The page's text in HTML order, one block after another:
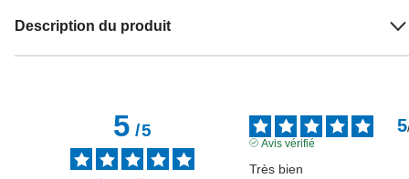
Description du produit
5/5 5
Avis vérifié
Très bien